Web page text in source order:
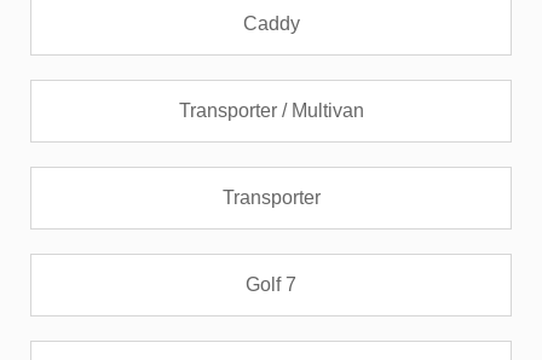
Caddy
Transporter / Multivan
Transporter
Golf 7